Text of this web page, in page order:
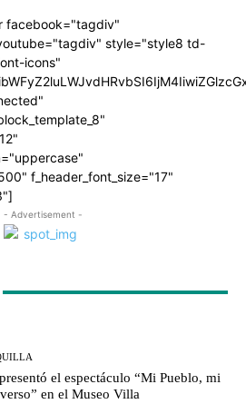
facebook="tagdiv"
style="style8 td-
icons"
f_header_font_size="17"
- Advertisement -
el espectáculo “Mi Pueblo, mi
en el Museo Villa